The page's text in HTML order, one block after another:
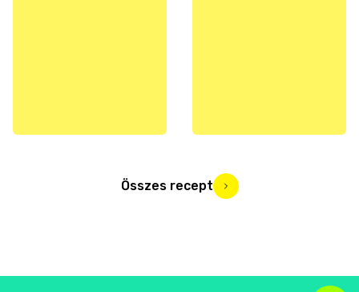
Összes recept